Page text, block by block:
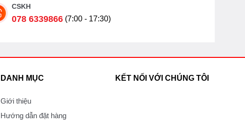
CSKH
078 6339866 (7:00 - 17:30)
DANH MỤC
Giới thiệu
Hướng dẫn đặt hàng
KẾT NỐI VỚI CHÚNG TÔI